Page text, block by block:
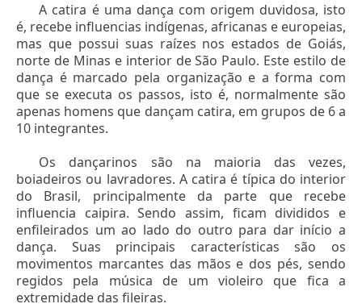
A catira é uma dança com origem duvidosa, isto
é, recebe influencias indígenas, africanas e europeias,
mas que possui suas raízes nos estados de Goiás,
norte de Minas e interior de São Paulo. Este estilo de
dança é marcado pela organização e a forma com
que se executa os passos, isto é, normalmente são
apenas homens que dançam catira, em grupos de 6 a
10 integrantes.
Os dançarinos são na maioria das vezes,
boiadeiros ou lavradores. A catira é típica do interior
do Brasil, principalmente da parte que recebe
influencia caipira. Sendo assim, ficam divididos e
enfileirados um ao lado do outro para dar início a
dança. Suas principais características são os
movimentos marcantes das mãos e dos pés, sendo
regidos pela música de um violeiro que fica a
extremidade das fileiras.